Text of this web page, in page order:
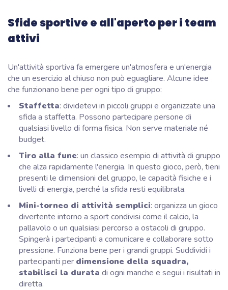
Sfide sportive e all'aperto per i team
attivi
Un'attività sportiva fa emergere un'atmosfera e un'energia
che un esercizio al chiuso non può eguagliare. Alcune idee
che funzionano bene per ogni tipo di gruppo:
Staffetta: dividetevi in piccoli gruppi e organizzate una
sfida a staffetta. Possono partecipare persone di
qualsiasi livello di forma fisica. Non serve materiale né
budget.
Tiro alla fune: un classico esempio di attività di gruppo
che alza rapidamente l'energia. In questo gioco, però, tieni
presenti le dimensioni del gruppo, le capacità fisiche e i
livelli di energia, perché la sfida resti equilibrata.
Mini-torneo di attività semplici: organizza un gioco
divertente intorno a sport condivisi come il calcio, la
pallavolo o un qualsiasi percorso a ostacoli di gruppo.
Spingerà i partecipanti a comunicare e collaborare sotto
pressione. Funziona bene per i grandi gruppi. Suddividi i
partecipanti per dimensione della squadra,
stabilisci la durata di ogni manche e segui i risultati in
diretta.